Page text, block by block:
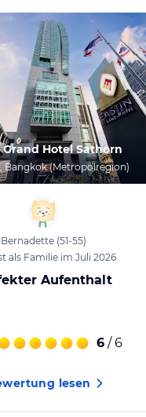
Grand Hotel Sathorn
Bangkok (Metropolregion)
Bernadette (51-55)
als Familie im Juli 2026
Aufenthalt
6 / 6
lesen